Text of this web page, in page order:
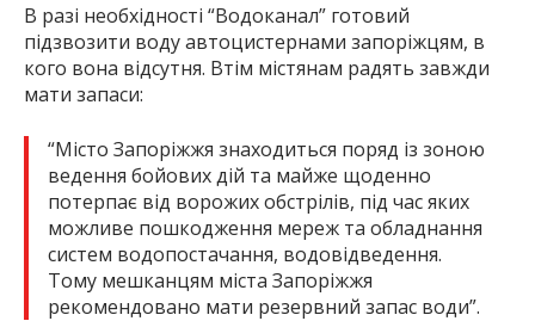
В разі необхідності “Водоканал” готовий
підзвозити воду автоцистернами запоріжцям, в
кого вона відсутня. Втім містянам радять завжди
мати запаси:
“Місто Запоріжжя знаходиться поряд із зоною
ведення бойових дій та майже щоденно
потерпає від ворожих обстрілів, під час яких
можливе пошкодження мереж та обладнання
систем водопостачання, водовідведення.
Тому мешканцям міста Запоріжжя
рекомендовано мати резервний запас води”.